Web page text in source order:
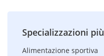
Specializzazioni
Alimentazione sportiva